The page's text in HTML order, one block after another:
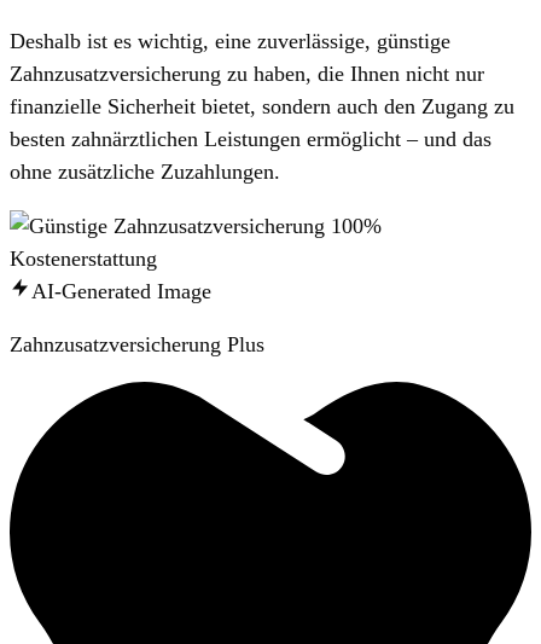
Deshalb ist es wichtig, eine zuverlässige, günstige
Zahnzusatzversicherung zu haben, die Ihnen nicht nur
finanzielle Sicherheit bietet, sondern auch den Zugang zu
besten zahnärztlichen Leistungen ermöglicht – und das
ohne zusätzliche Zuzahlungen.
AI-Generated Image
Zahnzusatzversicherung Plus